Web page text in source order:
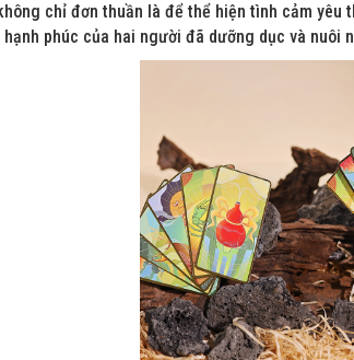
chỉ đơn thuần là để thể hiện tình cảm
phúc của hai người đã dưỡng dục và nuôi